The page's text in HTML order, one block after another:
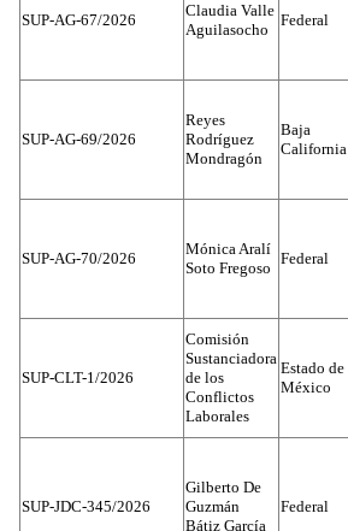
SUP-AG-67/2026
Claudia Valle
Aguilasocho
Federal
SUP-AG-69/2026
Reyes
Rodríguez
Mondragón
Baja
California
SUP-AG-70/2026
Mónica Aralí
Soto Fregoso
Federal
SUP-CLT-1/2026
Comisión
Sustanciadora
de los
Conflictos
Laborales
Estado de
México
SUP-JDC-345/2026
Gilberto De
Guzmán
Bátiz García
Federal